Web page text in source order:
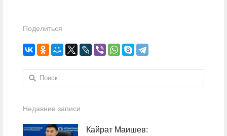
Поделиться
Найти:
Недавние записи
Кайрат Маишев: